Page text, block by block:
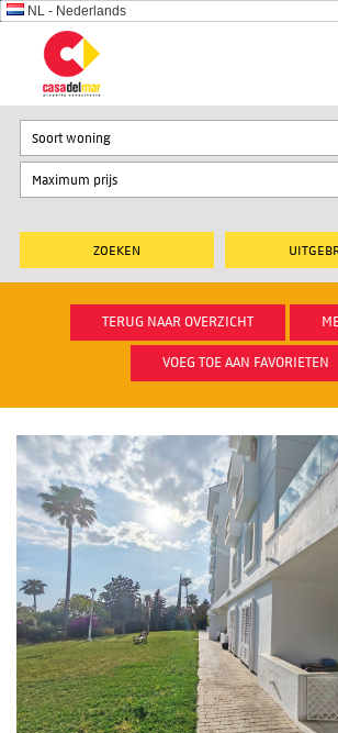
NL - Nederlands
Soort woning
TERUG NAAR OVERZICHT
VOEG TOE AAN FAVORIETEN